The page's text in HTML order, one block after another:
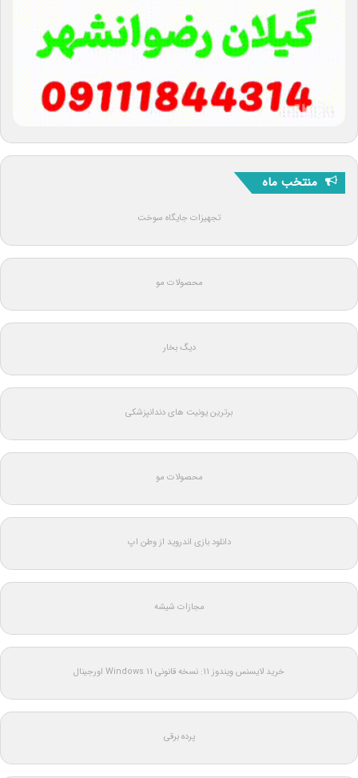
منتخب ماه
تجهیزات جایگاه سوخت
محصولات مو
دیگ بخار
برترین یونیت های دندانپزشکی
محصولات مو
دانلود بازی اندروید از وطن اپ
مجازات شیشه
خرید لایسنس ویندوز 11: نسخه قانونی Windows 11 اورجینال
پرده برقی